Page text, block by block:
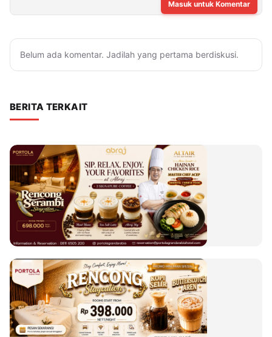
Masuk untuk Komentar
Belum ada komentar. Jadilah yang pertama berdiskusi.
BERITA TERKAIT